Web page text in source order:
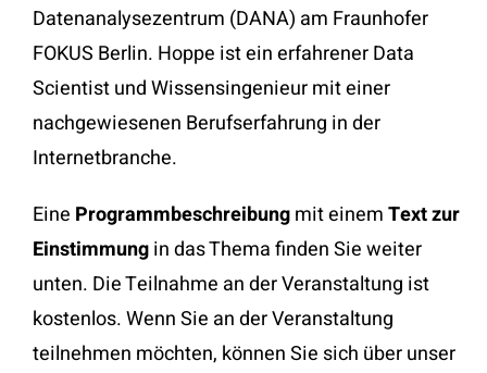
Datenanalysezentrum (DANA) am Fraunhofer
FOKUS Berlin. Hoppe ist ein erfahrener Data
Scientist und Wissensingenieur mit einer
nachgewiesenen Berufserfahrung in der
Internetbranche.
Eine Programmbeschreibungmit einemText zur
Einstimmungin das Thema finden Sie weiter
unten. Die Teilnahme an der Veranstaltung ist
kostenlos. Wenn Sie an der Veranstaltung
teilnehmen möchten, können Sie sich über unser